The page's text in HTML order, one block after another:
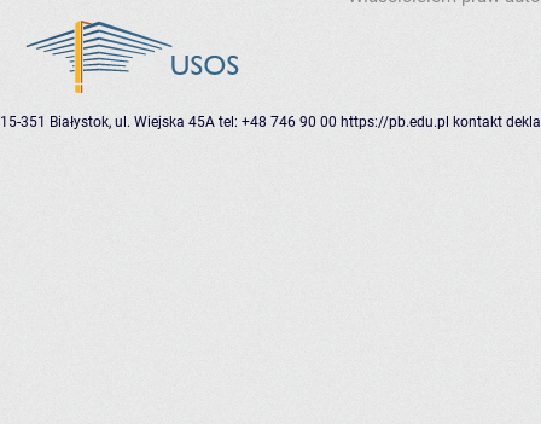
15-351 Białystok, ul. Wiejska 45A tel: +48 746 90 00 https://pb.edu.pl kontakt